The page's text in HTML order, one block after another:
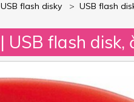
USB flash disky USB flash
| USB flash disk,